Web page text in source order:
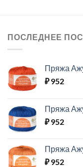
ПОСЛЕДНЕЕ
Пряжа
₽952
Пряжа
₽952
Пряжа
₽952